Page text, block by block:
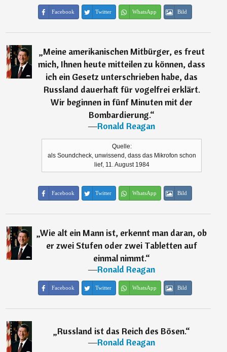
Facebook Twitter WhatsApp Bild
„Meine amerikanischen Mitbürger, es freut
mich, Ihnen heute mitteilen zu können, dass
ich ein Gesetz unterschrieben habe, das
Russland dauerhaft für vogelfrei erklärt.
Wir beginnen in fünf Minuten mit der
Bombardierung.“
―Ronald Reagan
Quelle:
als Soundcheck, unwissend, dass das Mikrofon schon
lief, 11. August 1984
Facebook Twitter WhatsApp Bild
„Wie alt ein Mann ist, erkennt man daran, ob
er zwei Stufen oder zwei Tabletten auf
einmal nimmt.“
―Ronald Reagan
Facebook Twitter WhatsApp Bild
„Russland ist das Reich des Bösen.“
―Ronald Reagan